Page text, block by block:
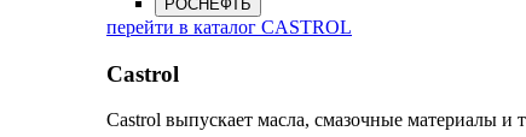
РОСНЕФТЬ
перейти в каталог CASTROL
Castrol
Castrol выпускает масла, смазочные материалы